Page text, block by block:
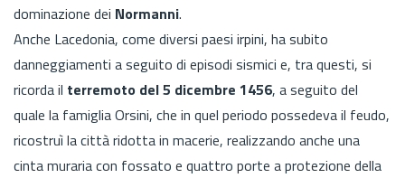
dominazione dei Normanni.
Anche Lacedonia, come diversi paesi irpini, ha subito
danneggiamenti a seguito di episodi sismici e, tra questi, si
ricorda il terremoto del 5 dicembre 1456, a seguito del
quale la famiglia Orsini, che in quel periodo possedeva il feudo,
ricostruì la città ridotta in macerie, realizzando anche una
cinta muraria con fossato e quattro porte a protezione della